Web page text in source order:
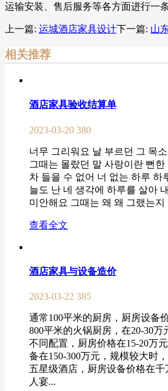
运输安装、售后服务等各方面进行一
上一篇: 运城酒店家具设计下一篇: 山
相关推荐
酒店家具验收结算单
2023-03-20 380
너무 그리워요 날 부르던 그 목
그때는 몰랐던 말 사랑이란 뻔
차 들을 수 없어 너 없는 하루 하
늘도 난 네 생각에 하루를 살아
미안해요 그때는 왜 왜 그랬는지
查看全文
酒店家具与设备造价
2023-03-22 385
通常100平米的厨房，厨房设备
800平米的火锅厨房，在20-30
不同配置，厨房价格在15-20万
备在150-300万元，规模较大时
五星级酒店，厨房设备价格在
人宴...